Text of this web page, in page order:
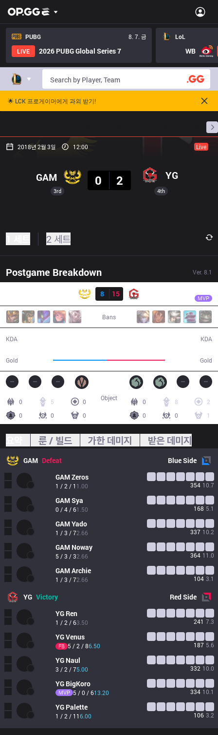
PUBG
8. 7. 금
LIVE
2026 PUBG Global Series 7
LoL
WB
🌟 LCK 프로게이머에게 과외 받기!
프로빌
2018년 2월 3일 12:00 Live
3rd
GAM
0
2 YG
4th
2 세트
Postgame Breakdown Ver. 8.1
8
15 MVP
Bans
KDA
Gold Gold
KDA
0 5
0
0
0 0
0 8
2
0
0 1
Object
룬 / 빌드 가한 데미지 받은 데미지
GAM Defeat BlueSide
GAMZeros
1 / 2 / 1 1.00 354 10.7
GAMSya
0 / 4 / 61.50 168 5.1
GAMYado
1 / 3 / 72.66 337 10.2
GAM Noway
5 / 3 / 32.66 364 11.0
GAMArchie
1 / 3 / 72.66 104 3.1
YG Victory RedSide
YG Ren
1 / 2 / 63.50 241 7.3
YGVenus
FB 5 / 2 / 86.50 187 5.6
YG Naul
3 / 2 / 75.00 332 10.0
YG BigKoro
MVP 5 / 0 / 613.20 334 10.1
YG Palette
1 / 2 / 116.00 106 3.2